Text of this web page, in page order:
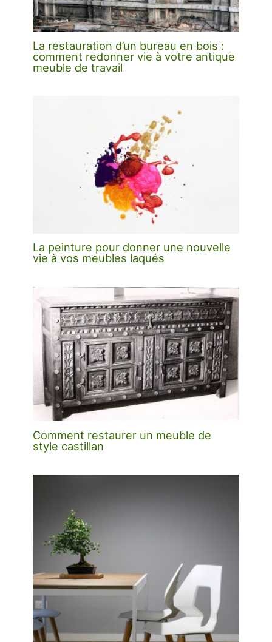
La restauration d’un bureau en bois :
comment redonner vie à votre antique
meuble de travail
La peinture pour donner une nouvelle
vie à vos meubles laqués
Comment restaurer un meuble de
style castillan